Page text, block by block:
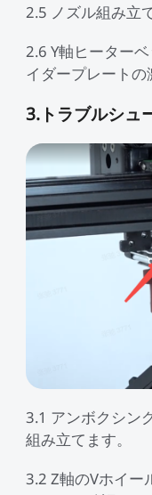
2.5 ノズル組み立
2.6 Y軸ヒーター
イダープレートの
3.トラブルシュ
3.1 アンボクシン
組み立てます。
3.2 Z軸のVホイー